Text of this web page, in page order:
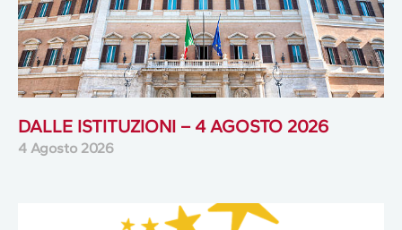
DALLE ISTITUZIONI – 4 AGOSTO 2026
4 Agosto 2026